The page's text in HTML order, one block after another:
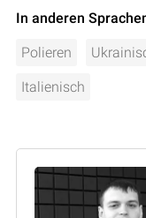
In anderen
Polieren
Italienisch